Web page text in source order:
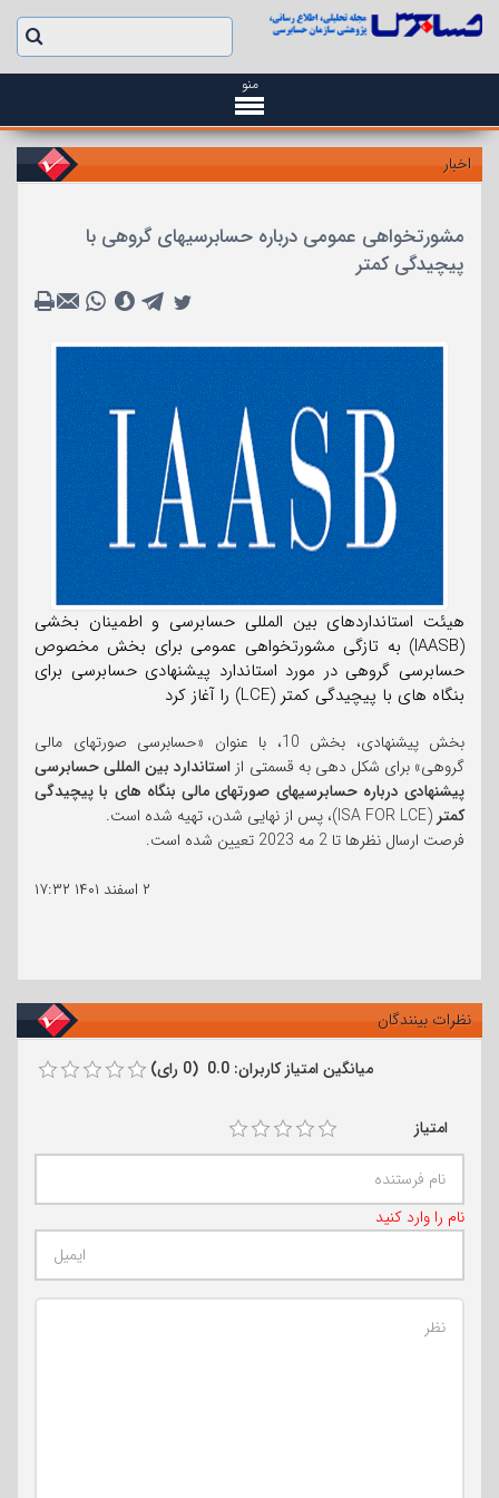
منو
اخبار
مشورتخواهی عمومی درباره حسابرسیهای گروهی با
پیچیدگی کمتر
هیئت استانداردهای بین المللی حسابرسی و اطمینان بخشی
(IAASB) به تازگی مشورتخواهی عمومی برای بخش مخصوص
حسابرسی گروهی در مورد استاندارد پیشنهادی حسابرسی برای
بنگاه های با پیچیدگی کمتر (LCE) را آغاز کرد
بخش پیشنهادی، بخش 10، با عنوان «حسابرسی صورتهای مالی
گروهی» برای شکل دهی به قسمتی از استاندارد بین المللی حسابرسی
پیشنهادی درباره حسابرسیهای صورتهای مالی بنگاه های با پیچیدگی
کمتر (ISA FOR LCE)، پس از نهایی شدن، تهیه شده است.
فرصت ارسال نظرها تا 2 مه 2023 تعیین شده است.
۲ اسفند ۱۴۰۱
۱۷:۳۲
نظرات بینندگان
میانگین امتیاز کاربران: 0.0 (0 رای)
امتیاز
نام را وارد کنید